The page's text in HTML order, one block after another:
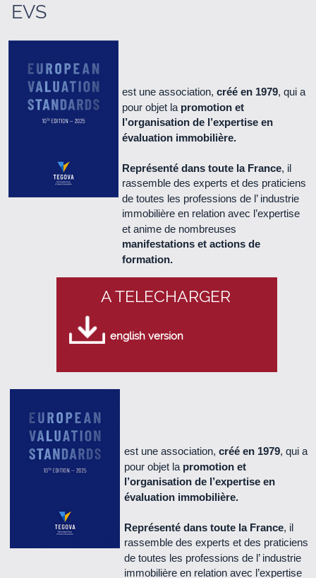
Le Cercle n° 63 - Juin 2018 (2.3 Mo)
Le Cercle n° 62 - Juillet 2017 (1.9 Mo)
Le Cercle n° 61 - Mars 2017 (1.4 Mo)
Le Cercle n° 59 - Avril 2016 (2.2 Mo)
Le Cercle n° 58 - novembre 2015 (1.8 Mo)
Le Cercle n° 57 - juillet 2015 (2.0 Mo)
Le Cercle n° 56 - Avril 2015 (2.2 Mo)
Le Cercle n° 55 - Décembre 2014 (2.1 Mo)
Le Cercle n°52 - Mai 2014 (1.6 Mo)
Le Cercle n°51 - décembre 2013 (1.3 Mo)
Le Cercle n°50 - octobre 2013 (670 Ko)
Le Cercle n°49 - juillet 2013 (500 Ko)
EVS
est une association, créé en 1979, qui a
pour objet la promotion et
l’organisation de l’expertise en
évaluation immobilière.
Représenté dans toute la France, il
rassemble des experts et des praticiens
de toutes les professions de l’ industrie
immobilière en relation avec l’expertise
et anime de nombreuses
manifestations et actions de
formation.
A TELECHARGER
english version
est une association, créé en 1979, qui a
pour objet la promotion et
l’organisation de l’expertise en
évaluation immobilière.
Représenté dans toute la France, il
rassemble des experts et des praticiens
de toutes les professions de l’ industrie
immobilière en relation avec l’expertise